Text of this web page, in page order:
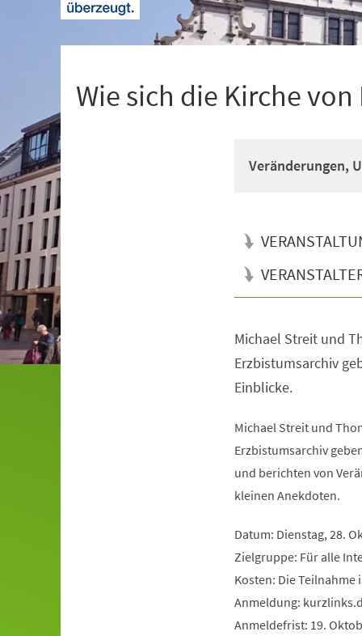
Wie sich die Kirche
Veränderungen,
Michael Streit und
Erzbistumsarchiv
Einblicke.
Michael Streit und
Erzbistumsarchiv
und berichten von
kleinen Anekdoten.
Datum: Dienstag, 28.
Zielgruppe: Für alle
Kosten: Die Teilnahme
Anmeldung:
Anmeldefrist: 19.